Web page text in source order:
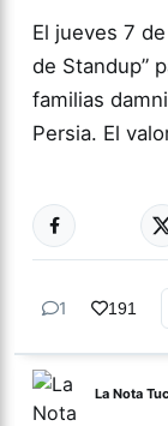
El jueves 7
de Standup”
familias
Persia. El
CULTURA
1 191
La Nota